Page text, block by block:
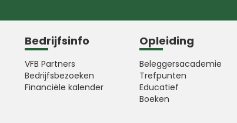
Bedrijfsinfo
VFB Partners
Bedrijfsbezoeken
Financiële kalender
Opleiding
Beleggersacademie
Trefpunten
Educatief
Boeken